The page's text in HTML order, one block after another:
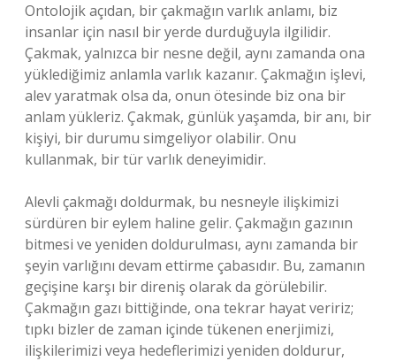
Ontolojik açıdan, bir çakmağın varlık anlamı, biz
insanlar için nasıl bir yerde durduğuyla ilgilidir.
Çakmak, yalnızca bir nesne değil, aynı zamanda ona
yüklediğimiz anlamla varlık kazanır. Çakmağın işlevi,
alev yaratmak olsa da, onun ötesinde biz ona bir
anlam yükleriz. Çakmak, günlük yaşamda, bir anı, bir
kişiyi, bir durumu simgeliyor olabilir. Onu
kullanmak, bir tür varlık deneyimidir.
Alevli çakmağı doldurmak, bu nesneyle ilişkimizi
sürdüren bir eylem haline gelir. Çakmağın gazının
bitmesi ve yeniden doldurulması, aynı zamanda bir
şeyin varlığını devam ettirme çabasıdır. Bu, zamanın
geçişine karşı bir direniş olarak da görülebilir.
Çakmağın gazı bittiğinde, ona tekrar hayat veririz;
tıpkı bizler de zaman içinde tükenen enerjimizi,
ilişkilerimizi veya hedeflerimizi yeniden doldurur,